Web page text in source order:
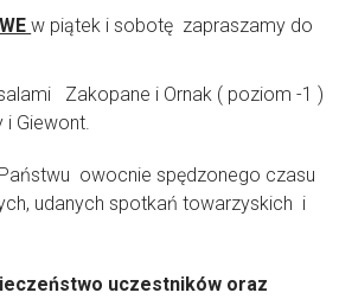
w piątek i sobotę zapraszamy do
Zakopane i Ornak ( poziom -1 )
Giewont.
owocnie spędzonego czasu
udanych spotkań towarzyskich i
uczestników oraz